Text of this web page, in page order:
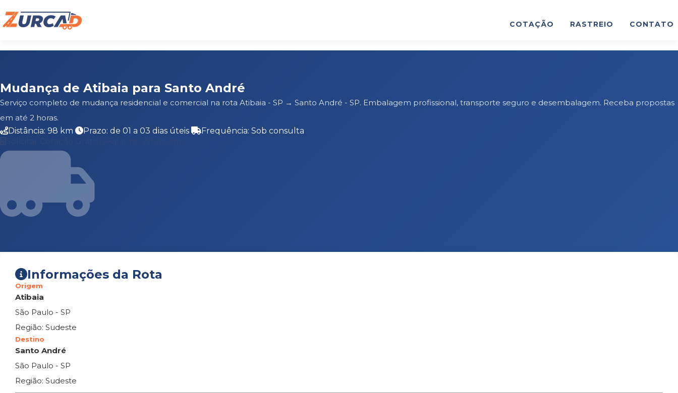
COTAÇÃO RASTREIO CONTATO
Mudança de Atibaia para Santo André
Serviço completo de mudança residencial e comercial na rota Atibaia - SP → Santo André - SP. Embalagem profissional, transporte seguro e desembalagem. Receba propostas
em até 2 horas.
Distância: 98 km
Prazo: de 01 a 03 dias úteis
Frequência: Sob consulta
Informações da Rota
Origem
Atibaia
São Paulo - SP
Região: Sudeste
Destino
Santo André
São Paulo - SP
Região: Sudeste